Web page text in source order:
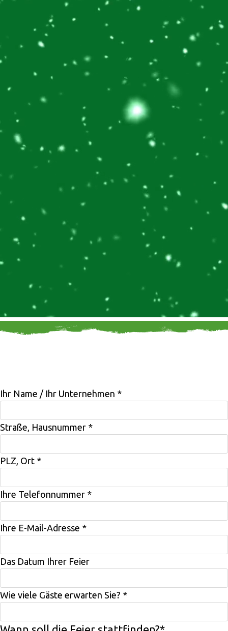
Ihr Name / Ihr Unternehmen *
Straße, Hausnummer *
PLZ, Ort *
Ihre Telefonnummer *
Ihre E-Mail-Adresse *
Das Datum Ihrer Feier
Wie viele Gäste erwarten Sie? *